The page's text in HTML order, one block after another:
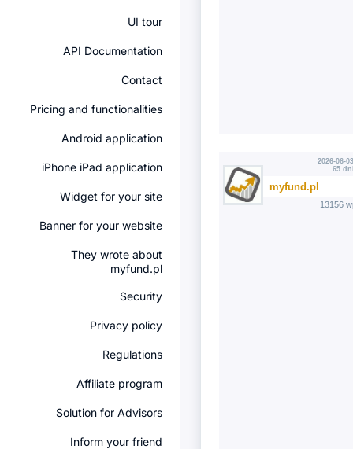
UI tour
API Documentation
Contact
Pricing and functionalities
Android application
iPhone iPad application
Widget for your site
Banner for your website
They wrote about
myfund.pl
Security
Privacy policy
Regulations
Affiliate program
Solution for Advisors
Inform your friend
2026-06-
65
myfund.pl
13156